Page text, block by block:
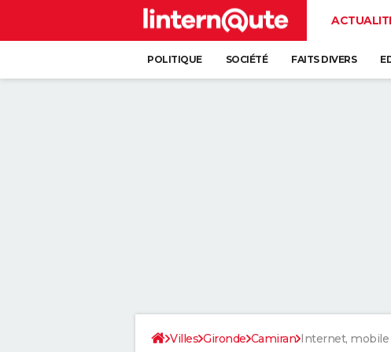
POLITIQUE SOCIÉTÉ FAITS DIVERS
Villes Gironde Camiran Internet, mobile